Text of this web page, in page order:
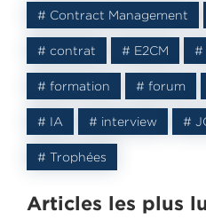
# Contract Management
# contrat # E2CM #
# formation # forum
# IA # interview #
# Trophées
Articles les plus